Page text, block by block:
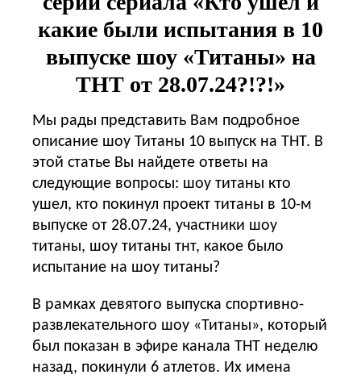
какие были испытания в 10
выпуске шоу «Титаны» на
ТНТ от 28.07.24?!?!»
Мы рады представить Вам подробное
описание шоу Титаны 10 выпуск на ТНТ. В
этой статье Вы найдете ответы на
следующие вопросы: шоу титаны кто
ушел, кто покинул проект титаны в 10-м
выпуске от 28.07.24, участники шоу
титаны, шоу титаны тнт, какое было
испытание на шоу титаны?
В рамках девятого выпуска спортивно-
развлекательного шоу «Титаны», который
был показан в эфире канала ТНТ неделю
назад, покинули 6 атлетов. Их имена